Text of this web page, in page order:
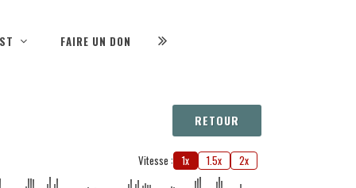
FAIRE UN DON
RETOUR
Vitesse : 1x 1.5x 2x